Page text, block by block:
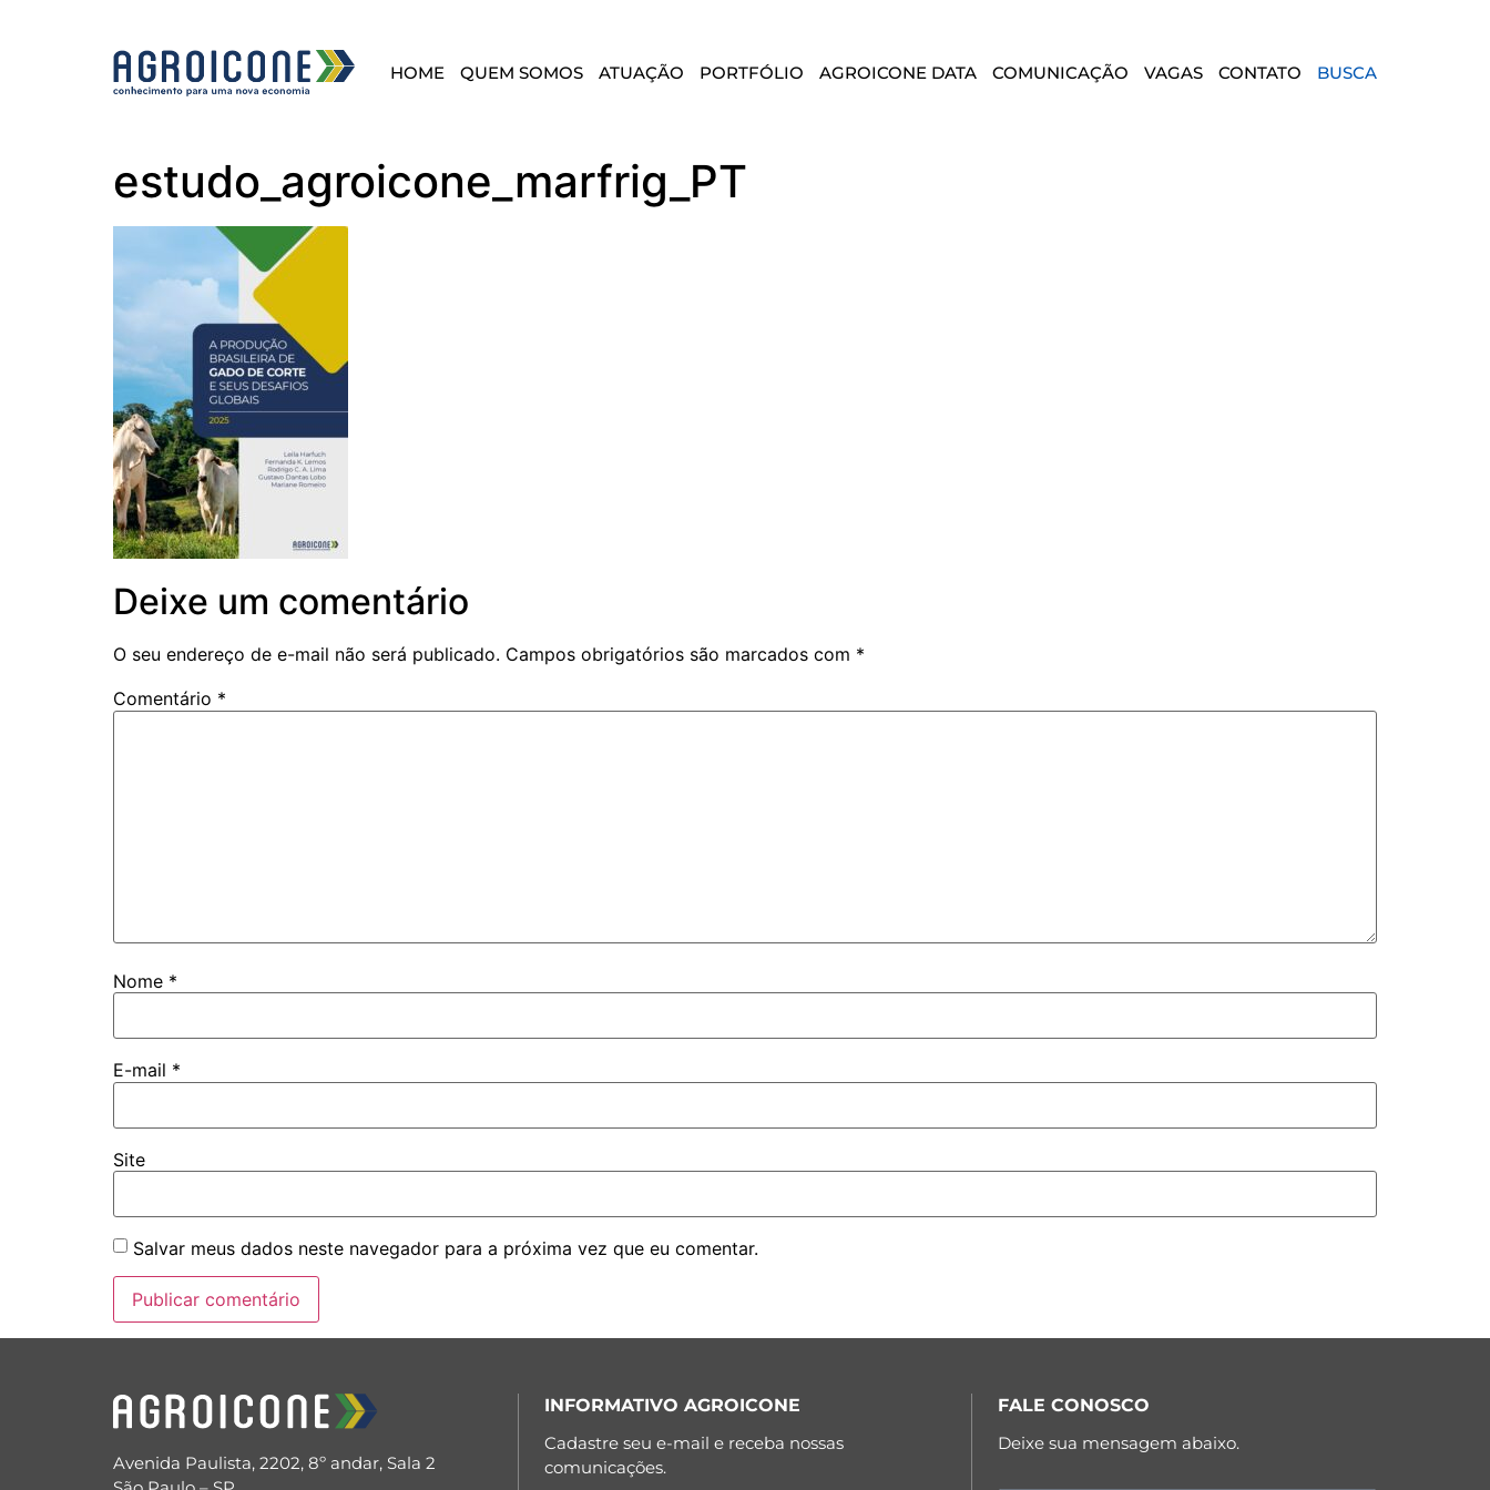
HOME QUEM SOMOS ATUAÇÃO PORTFÓLIO AGROICONE DATA COMUNICAÇÃO VAGAS CONTATO BUSCA
estudo_agroicone_marfrig_PT
Deixe um comentário
O seu endereço de e-mail não será publicado. Campos obrigatórios são marcados com *
Comentário *
Nome *
E-mail *
Site
Salvar meus dados neste navegador para a próxima vez que eu comentar.
Avenida Paulista, 2202, 8º andar, Sala 2
INFORMATIVO AGROICONE
Cadastre seu e-mail e receba nossas
comunicações.
FALE CONOSCO
Deixe sua mensagem abaixo.